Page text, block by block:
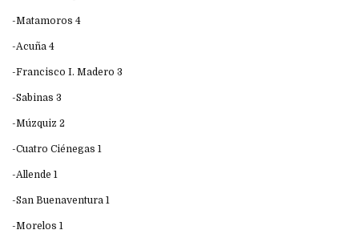
-Matamoros 4
-Acuña 4
-Francisco I. Madero 3
-Sabinas 3
-Múzquiz 2
-Cuatro Ciénegas 1
-Allende 1
-San Buenaventura 1
-Morelos 1